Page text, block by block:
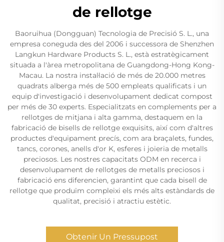
de rellotge
Baoruihua (Dongguan) Tecnologia de Precisió S. L., una
empresa coneguda des del 2006 i successora de Shenzhen
Langkun Hardware Products S. L., està estratègicament
situada a l'àrea metropolitana de Guangdong-Hong Kong-
Macau. La nostra instal·lació de més de 20.000 metres
quadrats alberga més de 500 empleats qualificats i un
equip d'investigació i desenvolupament dedicat compost
per més de 30 experts. Especialitzats en complements per a
rellotges de mitjana i alta gamma, destaquem en la
fabricació de bisells de rellotge exquisits, així com d'altres
productes d'equipament precís, com ara braçalets, fundes,
tancs, corones, anells d'or K, esferes i joieria de metalls
preciosos. Les nostres capacitats ODM en recerca i
desenvolupament de rellotges de metalls preciosos i
fabricació ens diferencien, garantint que cada bisell de
rellotge que produïm compleixi els més alts estàndards de
qualitat, precisió i atractiu estètic.
Obtenir Un Pressupost